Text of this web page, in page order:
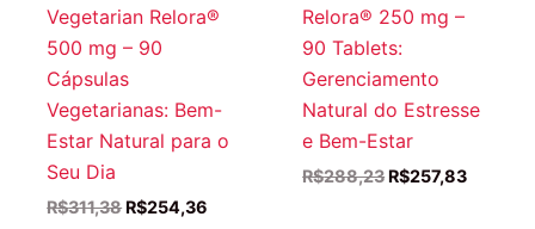
Vegetarian Relora®
500 mg – 90
Cápsulas
Vegetarianas: Bem-
Estar Natural para o
Seu Dia
R$311,38 O
R$254,36
Relora® 250 mg –
90 Tablets:
Gerenciamento
Natural do Estresse
e Bem-Estar
R$288,23 O
R$257,83O